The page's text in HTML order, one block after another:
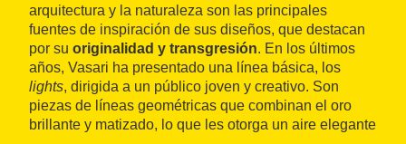
arquitectura y la naturaleza son las principales
fuentes de inspiración de sus diseños, que destacan
por su originalidad y transgresión. En los últimos
años, Vasari ha presentado una línea básica, los
lights, dirigida a un público joven y creativo. Son
piezas de líneas geométricas que combinan el oro
brillante y matizado, lo que les otorga un aire elegante